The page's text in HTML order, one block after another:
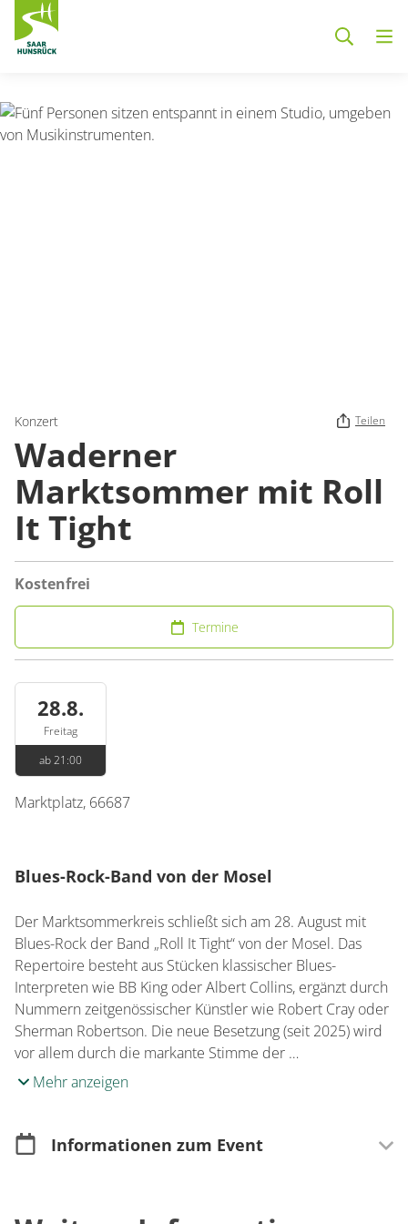
Konzert Teilen
Waderner
Marktsommer mit Roll
It Tight
Kostenfrei
Termine
28.8.
Freitag
ab 21:00
Marktplatz, 66687
Blues-Rock-Band von der Mosel
Der Marktsommerkreis schließt sich am 28. August mit
Blues-Rock der Band „Roll It Tight“ von der Mosel. Das
Repertoire besteht aus Stücken klassischer Blues-
Interpreten wie BB King oder Albert Collins, ergänzt durch
Nummern zeitgenössischer Künstler wie Robert Cray oder
Sherman Robertson. Die neue Besetzung (seit 2025) wird
vor allem durch die markante Stimme der …
Mehr anzeigen
Informationen zum Event